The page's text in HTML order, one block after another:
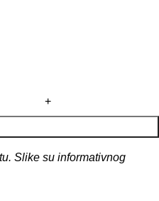
Slike su informativnog